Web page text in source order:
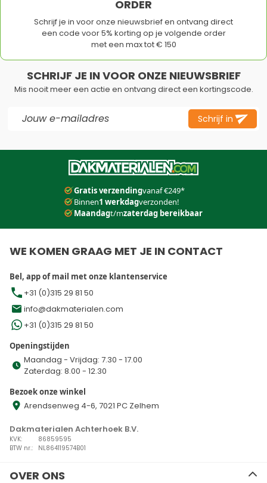
ORDER
Schrijf je in voor onze nieuwsbrief en ontvang direct
een code voor 5% korting op je volgende order
met een max tot € 150
SCHRIJF JE IN VOOR ONZE NIEUWSBRIEF
Mis nooit meer een actie en ontvang direct een kortingscode.
Schrijf in
Gratis verzendingvanaf €249*
Binnen1 werkdagverzonden!
Maandagt/mzaterdag bereikbaar
WE KOMEN GRAAG MET JE IN CONTACT
Bel, app of mail met onze klantenservice
+31 (0)315 29 81 50
info@dakmaterialen.com
+31 (0)315 29 81 50
Openingstijden
Maandag - Vrijdag: 7.30 - 17.00
Zaterdag: 8.00 - 12.30
Bezoek onze winkel
Arendsenweg 4-6, 7021 PC Zelhem
Dakmaterialen Achterhoek B.V.
KVK:
86859595
BTW nr.:
NL864119574B01
OVER ONS